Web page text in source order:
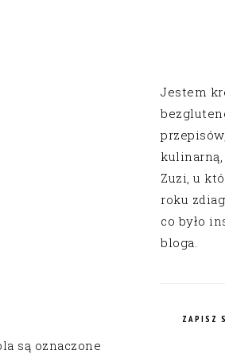
są oznaczone
Jestem
kulinarną,
Zuzi, u
roku
co było
bloga.
ZAPISZ